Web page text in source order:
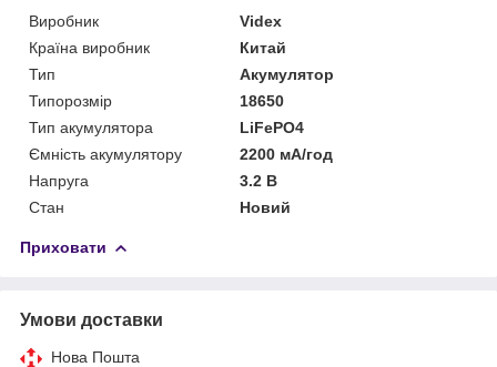
Виробник
Videx
Країна виробник
Китай
Тип
Акумулятор
Типорозмір
18650
Тип акумулятора
LiFePO4
Ємність акумулятору
2200 мА/год
Напруга
3.2 В
Стан
Новий
Приховати
Умови доставки
Нова Пошта